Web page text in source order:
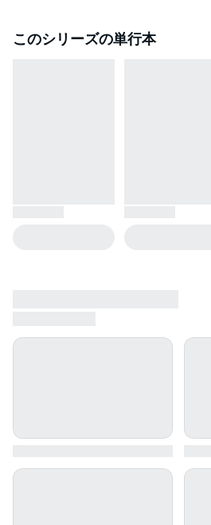
このシリーズの単行本